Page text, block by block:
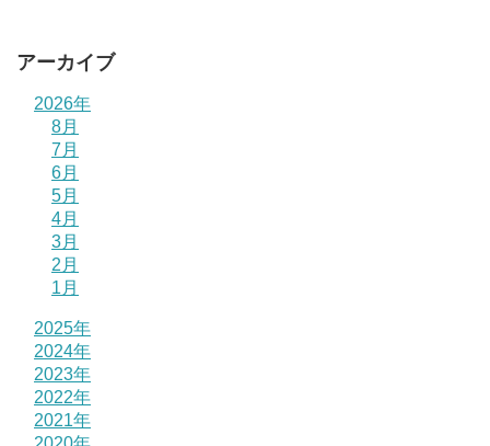
アーカイブ
2026年
8月
7月
6月
5月
4月
3月
2月
1月
2025年
2024年
2023年
2022年
2021年